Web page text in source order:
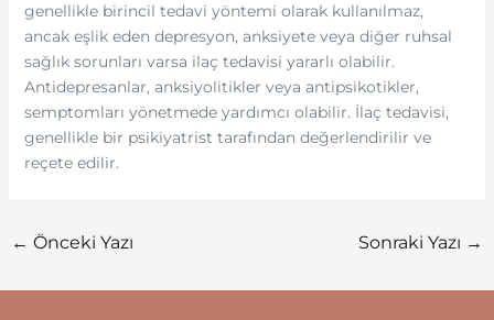
genellikle birincil tedavi yöntemi olarak kullanılmaz,
ancak eşlik eden depresyon, anksiyete veya diğer ruhsal
sağlık sorunları varsa ilaç tedavisi yararlı olabilir.
Antidepresanlar, anksiyolitikler veya antipsikotikler,
semptomları yönetmede yardımcı olabilir. İlaç tedavisi,
genellikle bir psikiyatrist tarafından değerlendirilir ve
reçete edilir.
← Önceki Yazı Sonraki Yazı →